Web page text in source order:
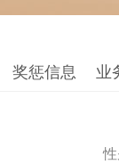
奖惩信息 业